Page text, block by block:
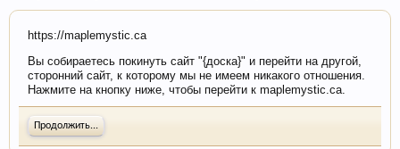
https://maplemystic.ca
Вы собираетесь покинуть сайт "{доска}" и перейти на другой,
сторонний сайт, к которому мы не имеем никакого отношения.
Нажмите на кнопку ниже, чтобы перейти к maplemystic.ca.
Продолжить...